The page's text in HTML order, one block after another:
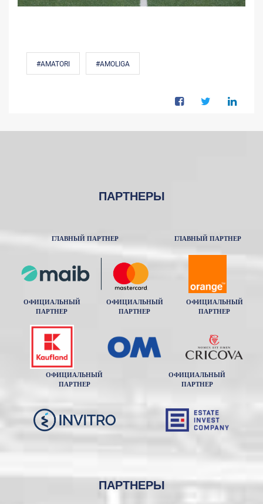
#AMATORI #AMOLIGA
ПАРТНЕРЫ
ГЛАВНЫЙ ПАРТНЕР ГЛАВНЫЙ ПАРТНЕР
ОФИЦИАЛЬНЫЙ
ПАРТНЕР
ОФИЦИАЛЬНЫЙ
ПАРТНЕР
ОФИЦИАЛЬНЫЙ
ПАРТНЕР
ОФИЦИАЛЬНЫЙ
ПАРТНЕР
ОФИЦИАЛЬНЫЙ
ПАРТНЕР
ПАРТНЕРЫ